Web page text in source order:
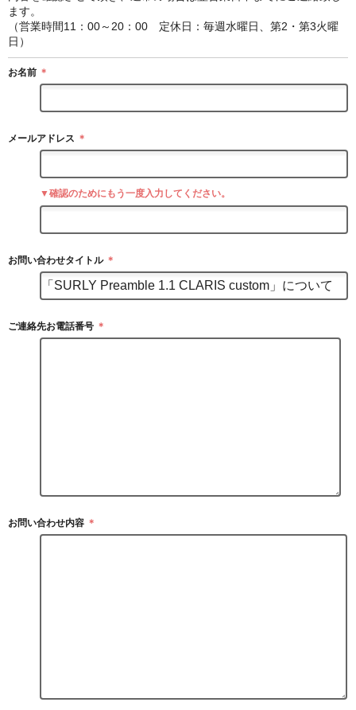
ます。
（営業時間11：00～20：00 定休日：毎週水曜日、第2・第3火曜
日）
お名前 ＊
メールアドレス ＊
▼確認のためにもう一度入力してください。
お問い合わせタイトル ＊
ご連絡先お電話番号 ＊
お問い合わせ内容 ＊